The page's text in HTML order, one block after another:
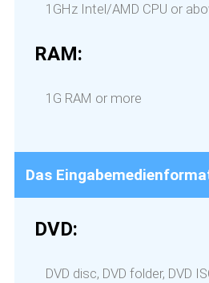
1GHz Intel/AMD CPU or
RAM:
1G RAM or more
Das
DVD:
DVD disc, DVD folder, DVD